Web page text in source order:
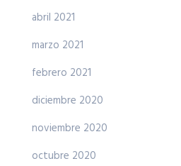
abril 2021
marzo 2021
febrero 2021
diciembre 2020
noviembre 2020
octubre 2020